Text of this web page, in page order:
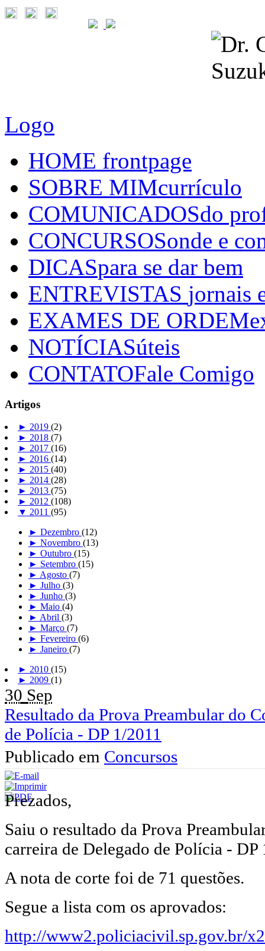
Logo
HOME frontpage
SOBRE MIMcurrículo
COMUNICADOSdo
CONCURSOSonde e
DICASpara se dar bem
ENTREVISTAS jornais
EXAMES DE ORDEM
NOTÍCIASúteis
CONTATOFale Comigo
Artigos
► 2019 (2)
► 2018 (7)
► 2017 (16)
► 2016 (14)
► 2015 (40)
► 2014 (28)
► 2013 (75)
► 2012 (108)
▼ 2011 (95)
► Dezembro (12)
► Novembro (13)
► Outubro (15)
► Setembro (15)
► Agosto (7)
► Julho (3)
► Junho (3)
► Maio (4)
► Abril (3)
► Março (7)
► Fevereiro (6)
► Janeiro (7)
► 2010 (15)
► 2009 (1)
30 Sep
Resultado da Prova Preambular do
de Polícia - DP 1/2011
Publicado em Concursos
Prezados,
Saiu o resultado da Prova
carreira de Delegado de Polícia - DP
A nota de corte foi de 71 questões.
Segue a lista com os aprovados:
http://www2.policiacivil.sp.gov.br/